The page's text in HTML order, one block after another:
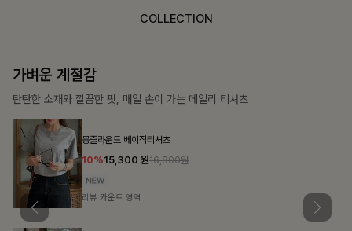
COLLECTION
가장 쉬운 코디
특별한 날부터 일상까지 함께하는 룩
57,600